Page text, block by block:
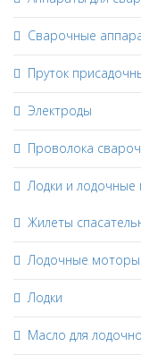
Сварочные
Пруток
Электроды
Проволока
Лодки и
Жилеты
Лодочные моторы
Лодки
Масло для